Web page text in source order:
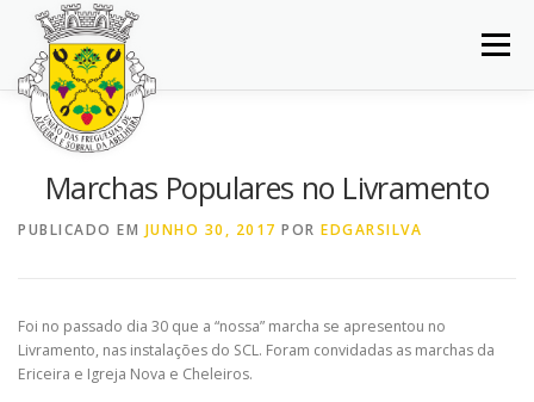
Saltar
conteúdo
Menu
INÍCIO JUNTA DE FREGUESIA
BALCÃO VIRTUAL NOTÍCIAS MAPA
Marchas Populares no Livramento
PUBLICADO EM JUNHO 30, 2017 POR EDGARSILVA
Foi no passado dia 30 que a “nossa” marcha se apresentou no
Livramento, nas instalações do SCL. Foram convidadas as marchas da
Ericeira e Igreja Nova e Cheleiros.